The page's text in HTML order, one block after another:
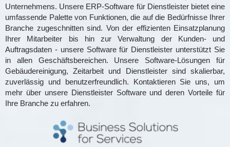
Unternehmens. Unsere ERP-Software für Dienstleister bietet eine
umfassende Palette von Funktionen, die auf die Bedürfnisse Ihrer
Branche zugeschnitten sind. Von der effizienten Einsatzplanung
Ihrer Mitarbeiter bis hin zur Verwaltung der Kunden- und
Auftragsdaten - unsere Software für Dienstleister unterstützt Sie
in allen Geschäftsbereichen. Unsere Software-Lösungen für
Gebäudereinigung, Zeitarbeit und Dienstleister sind skalierbar,
zuverlässig und benutzerfreundlich. Kontaktieren Sie uns, um
mehr über unsere Dienstleister Software und deren Vorteile für
Ihre Branche zu erfahren.